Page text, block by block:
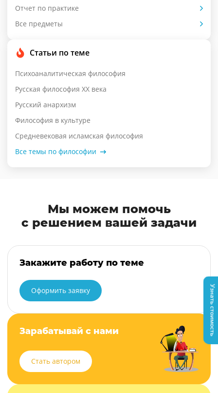
Отчет по практике
Все предметы
Статьи по теме
Психоаналитическая философия
Русская философия XX века
Русский анархизм
Философия в культуре
Средневековая исламская философия
Все темы по философии
Мы можем помочь
с решением вашей задачи
Закажите работу по теме
Оформить заявку
Зарабатывай с нами
Стать автором
Узнать стоимость